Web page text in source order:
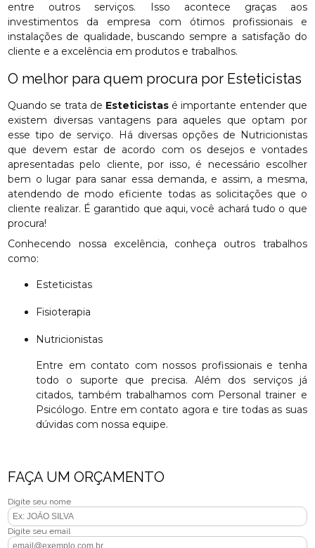
entre outros serviços. Isso acontece graças aos
investimentos da empresa com ótimos profissionais e
instalações de qualidade, buscando sempre a satisfação do
cliente e a excelência em produtos e trabalhos.
O melhor para quem procura por Esteticistas
Quando se trata de Esteticistas é importante entender que
existem diversas vantagens para aqueles que optam por
esse tipo de serviço. Há diversas opções de Nutricionistas
que devem estar de acordo com os desejos e vontades
apresentadas pelo cliente, por isso, é necessário escolher
bem o lugar para sanar essa demanda, e assim, a mesma,
atendendo de modo eficiente todas as solicitações que o
cliente realizar. É garantido que aqui, você achará tudo o que
procura!
Conhecendo nossa excelência, conheça outros trabalhos
como:
Esteticistas
Fisioterapia
Nutricionistas
Entre em contato com nossos profissionais e tenha
todo o suporte que precisa. Além dos serviços já
citados, também trabalhamos com Personal trainer e
Psicólogo. Entre em contato agora e tire todas as suas
dúvidas com nossa equipe.
FAÇA UM ORÇAMENTO
Digite seu nome
Digite seu email